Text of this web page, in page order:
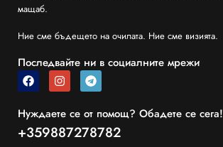
мащаб.
Ние сме бъдещето на очилата. Ние сме визията.
Последвайте ни в социалните мрежи
Нуждаете се от помощ? Обадете се сега!
+359887278782